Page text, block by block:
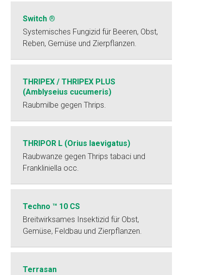
Switch ®
Systemisches Fungizid für Beeren, Obst,
Reben, Gemüse und Zierpflanzen.
THRIPEX / THRIPEX PLUS
(Amblyseius cucumeris)
Raubmilbe gegen Thrips.
THRIPOR L (Orius laevigatus)
Raubwanze gegen Thrips tabaci und
Frankliniella occ.
Techno ™ 10 CS
Breitwirksames Insektizid für Obst,
Gemüse, Feldbau und Zierpflanzen.
Terrasan